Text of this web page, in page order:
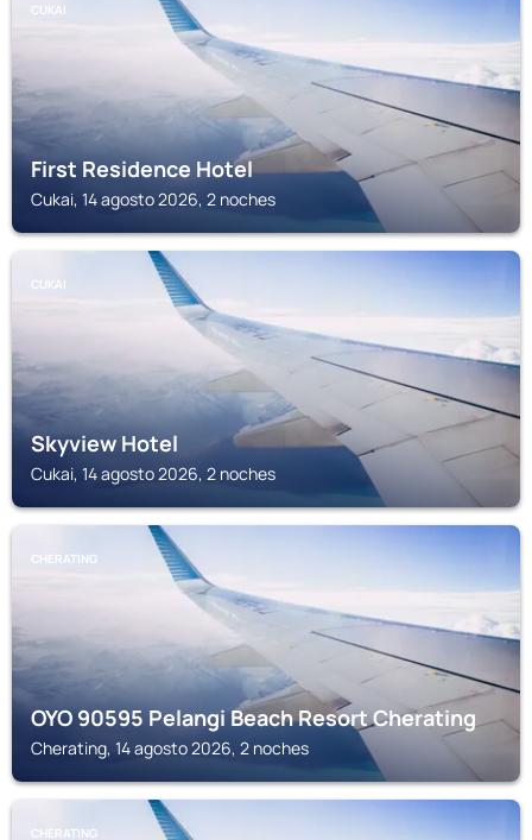
CUKAI
First Residence Hotel
Cukai, 14 agosto 2026, 2 noches
CUKAI
Skyview Hotel
Cukai, 14 agosto 2026, 2 noches
CHERATING
OYO 90595 Pelangi Beach Resort Cherating
Cherating, 14 agosto 2026, 2 noches
CHERATING